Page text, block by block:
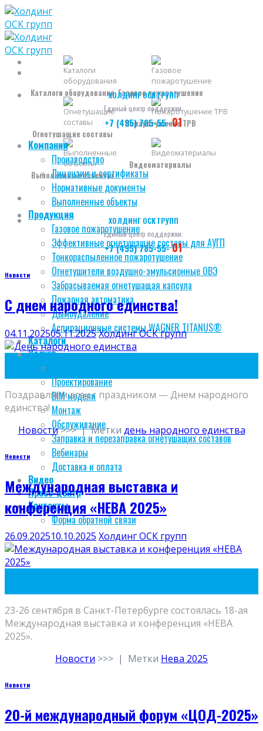
Skip
to
content
ХОЛДИНГ ОСК ГРУПП
Единый центр поддержки:
+7 (495) 785-55- 01
Компания
Производство
Лицензии и сертификаты
Нормативные документы
Выполненные объекты
Продукция
Газовое пожаротушение
Эффективные огнетушащие составы для АУГП
Тонкораспыленное пожаротушение
Огнетушители воздушно-эмульсионные ОВЭ
Забрасываемая огнетушащая капсула
Пожарная автоматика
Дымоудаление
Аспирационные системы WAGNER TITANUS®
Каталоги
Услуги
Проектирование
BIM модели
Монтаж
Обслуживание
Заправка и перезаправка огнетушащих составов
Вебинары
Доставка и оплата
Видео
Пресс-центр
Контакты
Форма обратной связи
Каталоги оборудования Газовое пожаротушение
Огнетушащие составы
Пожаротушение ТРВ
Выполненные объекты
Видеоматериалы
ХОЛДИНГ ОСК ГРУПП
Единый центр поддержки:
+7 (495) 785-55-01
Новости
С днем народного единства!
04.11.202505.11.2025Холдинг ОСК групп
Поздравляем всех с праздником — Днем народного
единства!
Новости>>>|Метки день народного единства
Новости
Международная выставка и
конференция «НЕВА 2025»
26.09.202510.10.2025 Холдинг ОСК групп
23-26 сентября в Санкт-Петербурге состоялась 18-ая
Международная выставка и конференция «НЕВА
2025».
Новости >>> | Метки Нева 2025
Новости
20-й международный форум «ЦОД-2025»